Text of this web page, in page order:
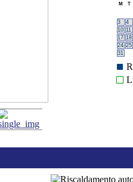
M T
3
4
10 11
17 18
24 25
31